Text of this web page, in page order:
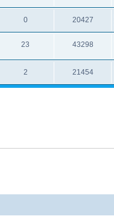
0 20427
23 43298
2 21454